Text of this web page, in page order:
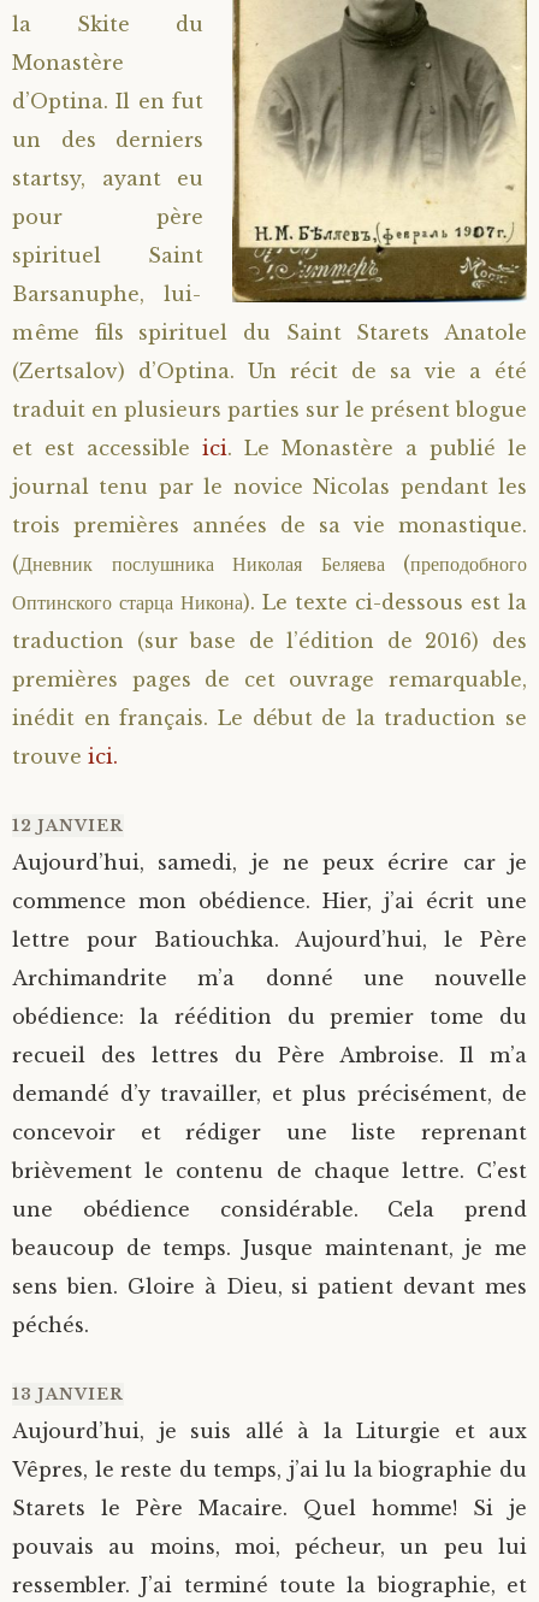
Saint Hilarion (Troïtski)
Saint Jean de Kronstadt
Saint Laurent de Tchernigov
Saint Nikon d’Optina
Saint Seraphim de Sarov
Saint Seraphim de Vyritsa
Saint Serge de Radonège
Saint Siméon (Jelnine)
Saint Sophrony l’Athonite
Sainte Xenia
Sainte Matrone de Moscou
Métropolite Zénobe (Majouga)
Archimandrite Adrien (Kirsanov)
Archimandrite Alipi (Voronov)
Archimandrite Andronique (Loukach)
Archimandrite Athénogène (Agapov)
Higoumène Boris (Kramtsov)
Bienheureuses et Staritsas
Bienheureuse Lioubouchka
Bienheureuse Maria Ivanovna
Staritsa Marie Makovkine
Natalia de Vyritsa
Staritsa Anastasia
Geronda Grigorios de Dochiariou
Archimandrite Hippolyte (Khaline)
Archimandrite Lazare (Abachidzé)
Geronda Arsenios le Spiléote
Gerondissa Makrina (Vassopoulou)
Père Héliodore
Famille spirituelle
Portraits
la Skite du
Monastère
d’Optina. Il en fut
un des derniers
startsy, ayant eu
pour père
spirituel Saint
Barsanuphe, lui-
même fils spirituel du Saint Starets Anatole
(Zertsalov) d’Optina. Un récit de sa vie a été
traduit en plusieurs parties sur le présent blogue
et est accessible ici. Le Monastère a publié le
journal tenu par le novice Nicolas pendant les
trois premières années de sa vie monastique.
(Дневник послушника Николая Беляева (преподобного
Оптинского старца Никона). Le texte ci-dessous est la
traduction (sur base de l’édition de 2016) des
premières pages de cet ouvrage remarquable,
inédit en français. Le début de la traduction se
trouve ici.
12 JANVIER
Aujourd’hui, samedi, je ne peux écrire car je
commence mon obédience. Hier, j’ai écrit une
lettre pour Batiouchka. Aujourd’hui, le Père
Archimandrite m’a donné une nouvelle
obédience: la réédition du premier tome du
recueil des lettres du Père Ambroise. Il m’a
demandé d’y travailler, et plus précisément, de
concevoir et rédiger une liste reprenant
brièvement le contenu de chaque lettre. C’est
une obédience considérable. Cela prend
beaucoup de temps. Jusque maintenant, je me
sens bien. Gloire à Dieu, si patient devant mes
péchés.
13 JANVIER
Aujourd’hui, je suis allé à la Liturgie et aux
Vêpres, le reste du temps, j’ai lu la biographie du
Starets le Père Macaire. Quel homme! Si je
pouvais au moins, moi, pécheur, un peu lui
ressembler. J’ai terminé toute la biographie, et